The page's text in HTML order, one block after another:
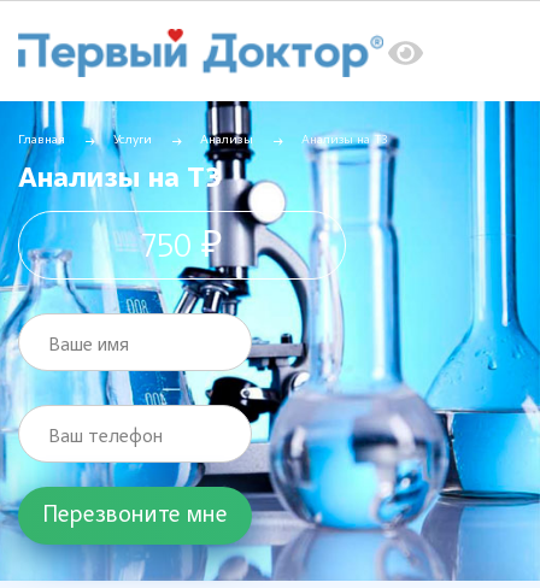
Главная Услуги Анализы Анализы на Т3
Анализы на Т3
750 ₽
Ваше имя
Ваш телефон